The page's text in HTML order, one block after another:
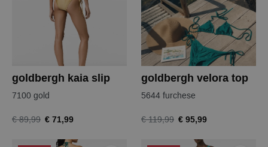
goldbergh kaia slip
7100 gold
€ 89,99 € 71,99
goldbergh velora top
5644 furchese
€ 119,99 € 95,99